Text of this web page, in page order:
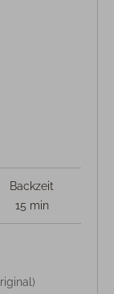
Backzeit
15 min